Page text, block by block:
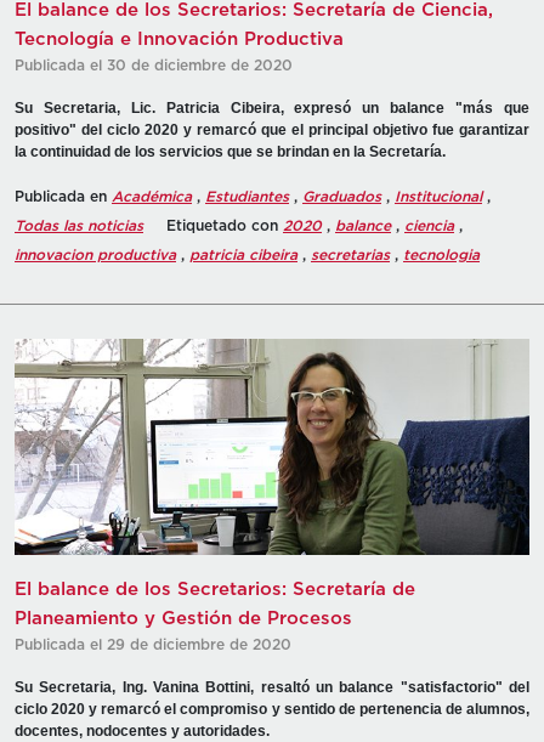
El balance de los Secretarios: Secretaría de Ciencia,
Tecnología e Innovación Productiva
Publicada el 30 de diciembre de 2020
Su Secretaria, Lic. Patricia Cibeira, expresó un balance "más que
positivo" del ciclo 2020 y remarcó que el principal objetivo fue garantizar
la continuidad de los servicios que se brindan en la Secretaría.
Publicada en Académica, Estudiantes, Graduados, Institucional,
Todas las noticias
Etiquetado con 2020, balance, ciencia,
innovacion productiva, patricia cibeira, secretarias, tecnologia
El balance de los Secretarios: Secretaría de
Planeamiento y Gestión de Procesos
Publicada el 29 de diciembre de 2020
Su Secretaria, Ing. Vanina Bottini, resaltó un balance "satisfactorio" del
ciclo 2020 y remarcó el compromiso y sentido de pertenencia de alumnos,
docentes, nodocentes y autoridades.